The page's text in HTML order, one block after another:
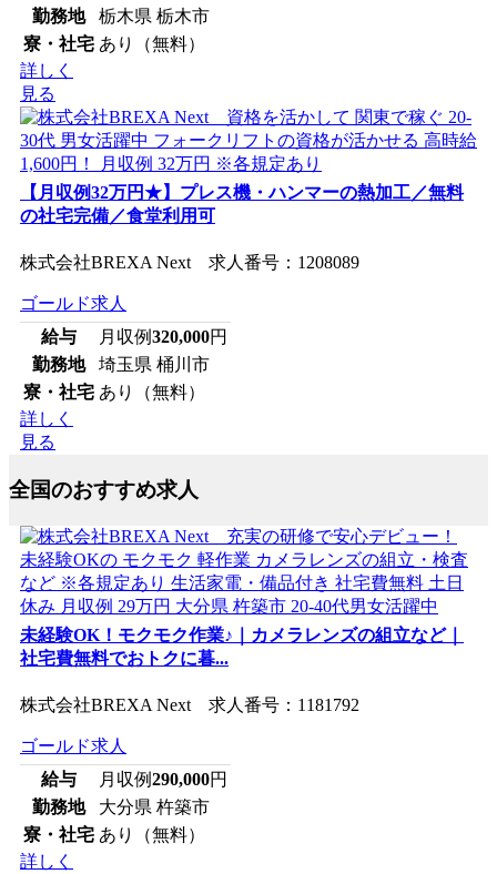
勤務地
栃木県 栃木市
寮・社宅 あり（無料）
詳しく
見る
【月収例32万円★】プレス機・ハンマーの熱加工／無料
の社宅完備／食堂利用可
株式会社BREXA Next 求人番号：1208089
ゴールド求人
給与
月収例320,000円
勤務地
埼玉県 桶川市
寮・社宅 あり（無料）
詳しく
見る
全国のおすすめ求人
未経験OK！モクモク作業♪｜カメラレンズの組立など｜
社宅費無料でおトクに暮...
株式会社BREXA Next 求人番号：1181792
ゴールド求人
給与
月収例290,000円
勤務地
大分県 杵築市
寮・社宅 あり（無料）
詳しく